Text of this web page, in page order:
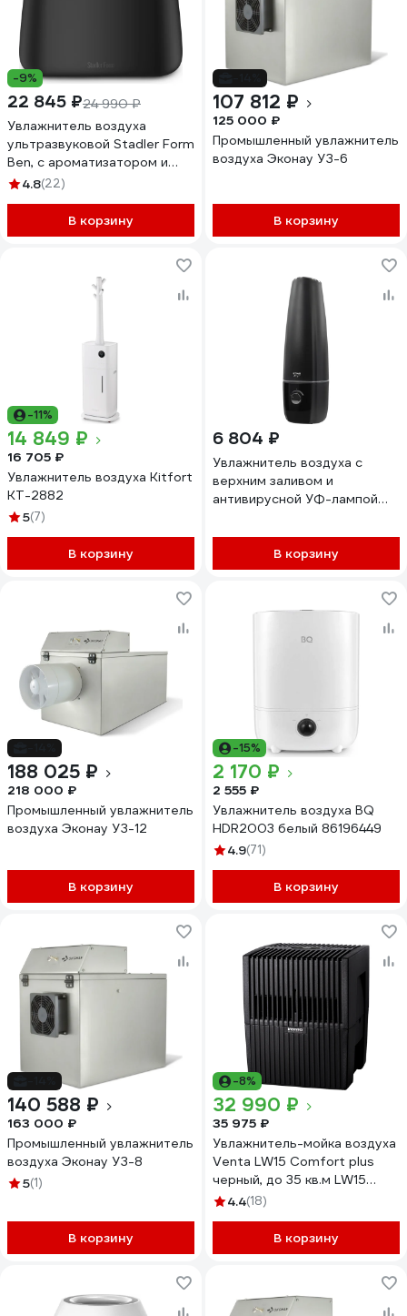
-9%
22 845 ₽24 990 ₽
Увлажнитель воздуха
ультразвуковой Stadler Form
Ben, с ароматизатором и
эффектом пламени, черный
4.8(22)
В корзину
107 812 ₽
125 000 ₽
Промышленный увлажнитель
воздуха Эконау УЗ-6
В корзину
-11%
14 849 ₽
16 705 ₽
Увлажнитель воздуха Kitfort
КТ-2882
5(7)
В корзину
6 804 ₽
Увлажнитель воздуха с
верхним заливом и
антивирусной УФ-лампой
черный/черный хром 39740
В корзину
188 025 ₽
218 000 ₽
Промышленный увлажнитель
воздуха Эконау УЗ-12
В корзину
-15%
2 170 ₽
2 555 ₽
Увлажнитель воздуха BQ
HDR2003 белый 86196449
4.9(71)
В корзину
140 588 ₽
163 000 ₽
Промышленный увлажнитель
воздуха Эконау УЗ-8
5(1)
В корзину
-8%
32 990 ₽
35 975 ₽
Увлажнитель-мойка воздуха
Venta LW15 Comfort plus
черный, до 35 кв.м LW15
Comfort plus schwarz
4.4(18)
В корзину